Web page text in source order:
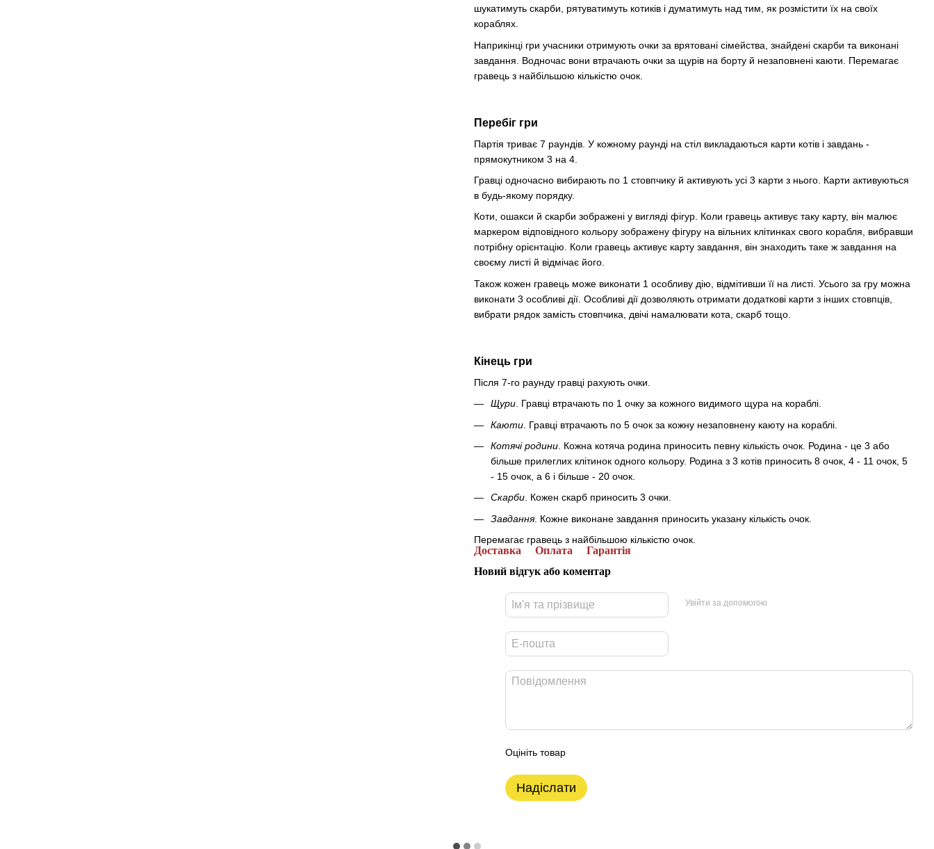
шукатимуть скарби, рятуватимуть котиків і думатимуть над тим, як розмістити їх на своїх
кораблях.
Наприкінці гри учасники отримують очки за врятовані сімейства, знайдені скарби та виконані
завдання. Водночас вони втрачають очки за щурів на борту й незаповнені каюти. Перемагає
гравець з найбільшою кількістю очок.
Перебіг гри
Партія триває 7 раундів. У кожному раунді на стіл викладаються карти котів і завдань -
прямокутником 3 на 4.
Гравці одночасно вибирають по 1 стовпчику й активують усі 3 карти з нього. Карти активуються
в будь-якому порядку.
Коти, ошакси й скарби зображені у вигляді фігур. Коли гравець активує таку карту, він малює
маркером відповідного кольору зображену фігуру на вільних клітинках свого корабля, вибравши
потрібну орієнтацію. Коли гравець активує карту завдання, він знаходить таке ж завдання на
своєму листі й відмічає його.
Також кожен гравець може виконати 1 особливу дію, відмітивши її на листі. Усього за гру можна
виконати 3 особливі дії. Особливі дії дозволяють отримати додаткові карти з інших стовпців,
вибрати рядок замість стовпчика, двічі намалювати кота, скарб тощо.
Кінець гри
Після 7-го раунду гравці рахують очки.
Щури. Гравці втрачають по 1 очку за кожного видимого щура на кораблі.
Каюти . Гравці втрачають по 5 очок за кожну незаповнену каюту на кораблі.
Котячі родини . Кожна котяча родина приносить певну кількість очок. Родина - це 3 або
більше прилеглих клітинок одного кольору. Родина з 3 котів приносить 8 очок, 4 - 11 очок, 5
- 15 очок, а 6 і більше - 20 очок.
Скарби. Кожен скарб приносить 3 очки.
Завдання. Кожне виконане завдання приносить указану кількість очок.
Перемагає гравець з найбільшою кількістю очок.
Доставка Оплата
Гарантія
Новий відгук або коментар
Увійти за допомогою
Оцініть товар
Надіслати